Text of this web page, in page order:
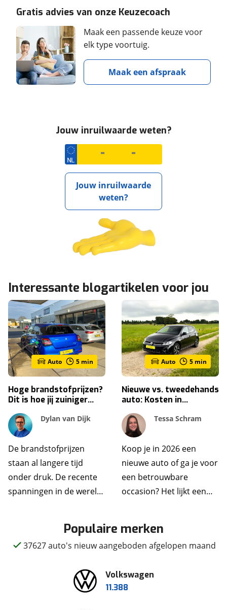
Gratis advies van onze Keuzecoach
Maak een passende keuze voor
elk type voortuig.
Maak een afspraak
Jouw inruilwaarde weten?
Jouw inruilwaarde
weten?
Interessante blogartikelen voor jou
Auto 5 min
Hoge brandstofprijzen?
Dit is hoe jij zuiniger
De brandstofprijzen
staan al langere tijd
onder druk. De recente
spanningen in de wereld
automobilisten merken
het steeds meer in hun
ritje naar werk, familie of
de supermarkt vroeger
Dylan van Dijk
Auto 5 min
Nieuwe vs. tweedehands
auto: Kosten in
compleet overzicht
Koop je in 2026 een
nieuwe auto of ga je voor
een betrouwbare
occasion? Het lijkt een
schuilt een wereld aan
kosten. Denk aan
brandstof, verzekering
en onderhoud. Wie slim
Tessa Schram
Populaire merken
37627 auto's nieuw aangeboden afgelopen maand
Volkswagen
11.388